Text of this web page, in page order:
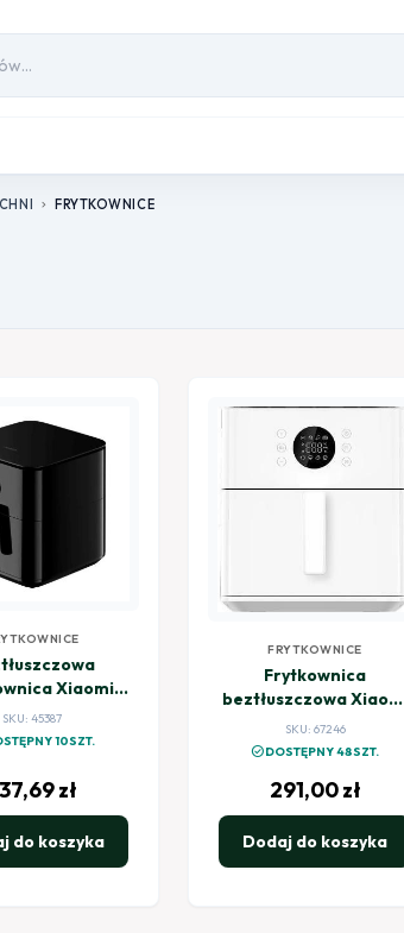
chevron_right FRYTKOWNICE
Xiaomi
Air Fryer 6.5L
czarny
SKU: 45387
10SZT.
zł
do koszyka
FRYTKOWNICE
Frytkownica
beztłuszczowa Xiaomi
Air Fryer 6,5L NE biały
SKU: 67246
check_circleDOSTĘPNY 48SZT.
291,00zł
Dodaj do koszyka